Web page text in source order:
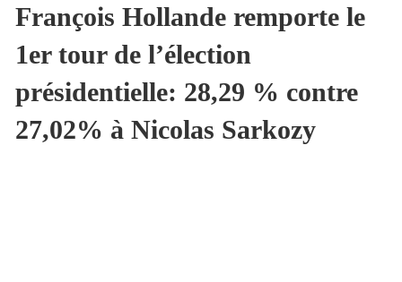
François Hollande remporte le
1er tour de l’élection
présidentielle: 28,29 % contre
27,02% à Nicolas Sarkozy